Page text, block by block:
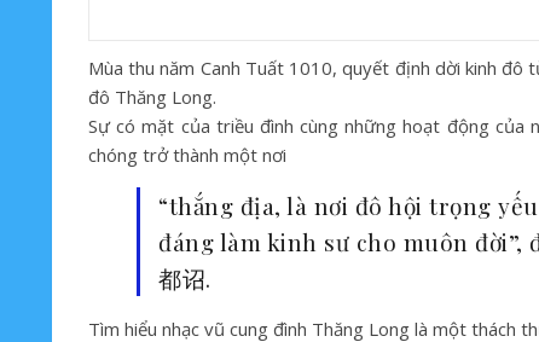
Mùa thu năm Canh Tuất 1010, quyết định dời kinh
đô Thăng Long.
Sự có mặt của triều đình cùng những hoạt động của
chóng trở thành một nơi
“thắng địa, là nơi đô hội trọng
đáng làm kinh sư cho muôn
都诏.
Tìm hiểu nhạc vũ cung đình Thăng Long là một thách